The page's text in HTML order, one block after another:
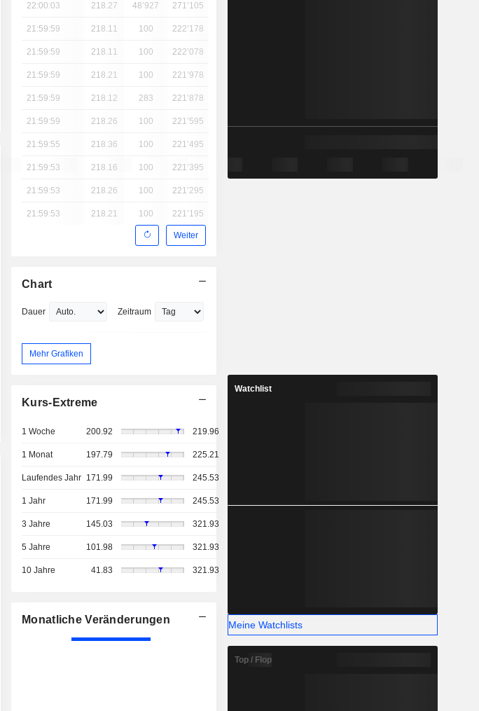
22:00:03 218.27 48’927 271’105
21:59:59 218.11 100 222’178
21:59:59 218.11 100 222’078
21:59:59 218.21 100 221’978
21:59:59 218.12 283 221’878
21:59:59 218.26 100 221’595
21:59:55 218.36 100 221’495
21:59:53 218.16 100 221’395
21:59:53 218.26 100 221’295
21:59:53 218.21 100 221’195
Weiter
Chart
Dauer Zeitraum
Mehr Grafiken
Kurs-Extreme
1 Woche 200.92 219.96
1 Monat 197.79 225.21
Laufendes Jahr 171.99 245.53
1 Jahr 171.99 245.53
3 Jahre 145.03 321.93
5 Jahre 101.98 321.93
10 Jahre 41.83 321.93
Monatliche Veränderungen
Watchlist
Meine Watchlists
Top / Flop